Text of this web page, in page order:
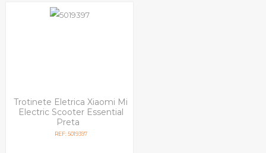
Trotinete Eletrica Xiaomi Mi
Electric Scooter Essential
Preta
REF: 5019397